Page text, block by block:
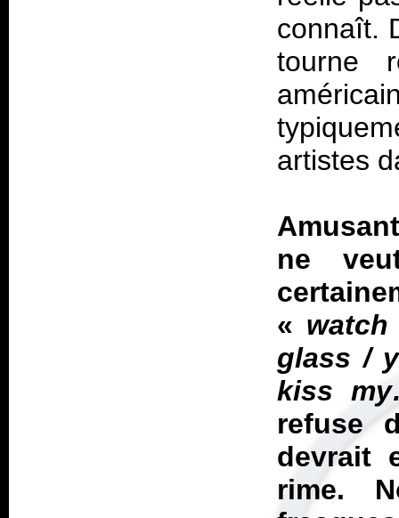
connaît.
tourne
artistes
ne
«
glass /
kiss
refuse
devrait
rime.